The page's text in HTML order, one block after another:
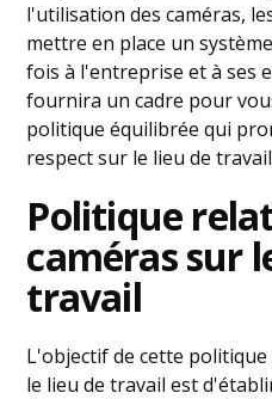
l'utilisation des caméras,
mettre en place un
fois à l'entreprise et à ses
fournira un cadre pour
politique équilibrée qui
respect sur le lieu de
Politique
caméras sur
travail
L'objectif de cette
le lieu de travail est